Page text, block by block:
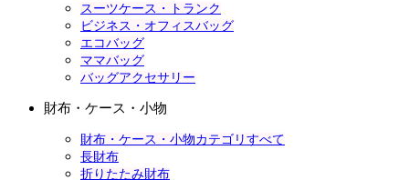
スーツケース・トランク
ビジネス・オフィスバッグ
エコバッグ
ママバッグ
バッグアクセサリー
財布・ケース・小物
財布・ケース・小物カテゴリすべて
長財布
折りたたみ財布